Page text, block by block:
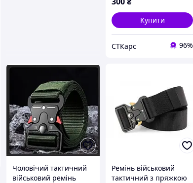
Купити
СТКарс 96%
Чоловічий тактичний
військовий ремінь
Ремінь військовий
тактичний з пряжкою